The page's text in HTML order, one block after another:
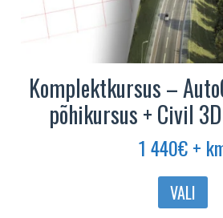
Komplektkursus –
põhikursus + Civil
1 440€+
VALI